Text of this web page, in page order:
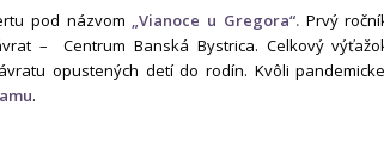
pod názvom „Vianoce u Gregora“.Prvý
– Centrum Banská Bystrica. Celkový
opustených detí do rodín. Kvôli
.